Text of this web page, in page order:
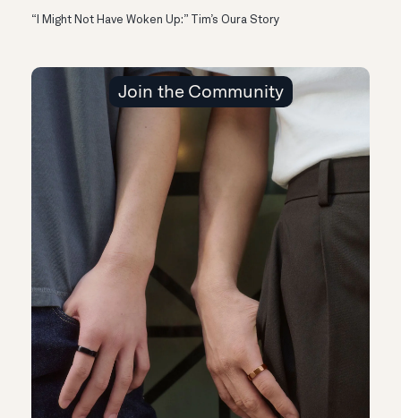
“I Might Not Have Woken Up:” Tim’s Oura Story
Join the Community